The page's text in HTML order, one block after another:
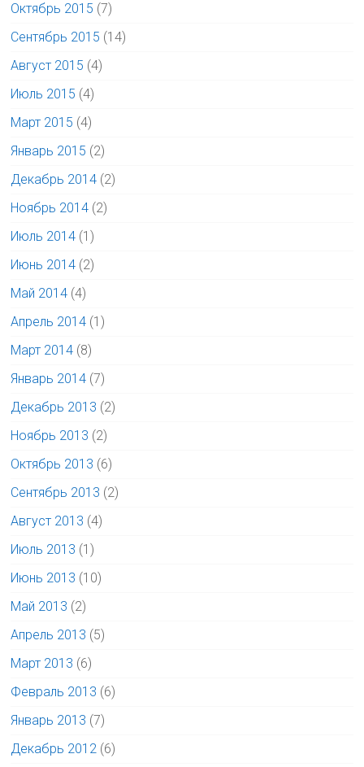
Октябрь 2015 (7)
Сентябрь 2015 (14)
Август 2015 (4)
Июль 2015 (4)
Март 2015 (4)
Январь 2015 (2)
Декабрь 2014 (2)
Ноябрь 2014 (2)
Июль 2014 (1)
Июнь 2014 (2)
Май 2014 (4)
Апрель 2014 (1)
Март 2014 (8)
Январь 2014 (7)
Декабрь 2013 (2)
Ноябрь 2013 (2)
Октябрь 2013 (6)
Сентябрь 2013 (2)
Август 2013 (4)
Июль 2013 (1)
Июнь 2013 (10)
Май 2013 (2)
Апрель 2013 (5)
Март 2013 (6)
Февраль 2013 (6)
Январь 2013 (7)
Декабрь 2012 (6)